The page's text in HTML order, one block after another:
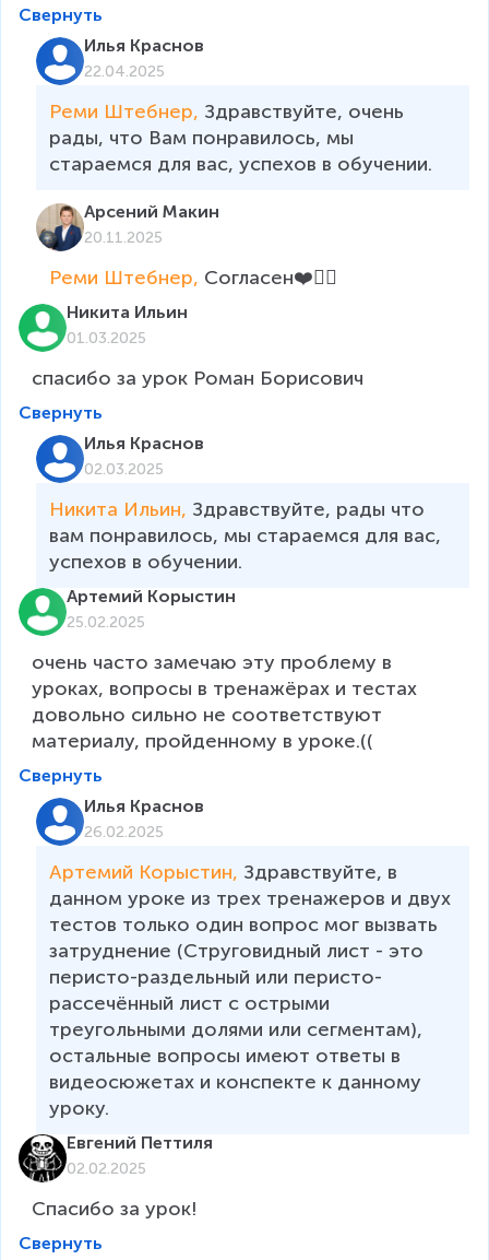
Свернуть
Илья Краснов
22.04.2025
Реми Штебнер, Здравствуйте, очень
рады, что Вам понравилось, мы
стараемся для вас, успехов в обучении.
Арсений Макин
20.11.2025
Реми Штебнер, Согласен❤️👍🏻
Никита Ильин
01.03.2025
спасибо за урок Роман Борисович
Свернуть
Илья Краснов
02.03.2025
Никита Ильин, Здравствуйте, рады что
вам понравилось, мы стараемся для вас,
успехов в обучении.
Артемий Корыстин
25.02.2025
очень часто замечаю эту проблему в
уроках, вопросы в тренажёрах и тестах
довольно сильно не соответствуют
материалу, пройденному в уроке.((
Свернуть
Илья Краснов
26.02.2025
Артемий Корыстин, Здравствуйте, в
данном уроке из трех тренажеров и двух
тестов только один вопрос мог вызвать
затруднение (Струговидный лист - это
перисто-раздельный или перисто-
рассечённый лист с острыми
треугольными долями или сегментам),
остальные вопросы имеют ответы в
видеосюжетах и конспекте к данному
уроку.
Евгений Петтиля
02.02.2025
Спасибо за урок!
Свернуть